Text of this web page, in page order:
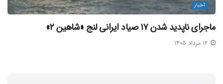
اخبار
ماجرای ناپدید شدن ۱۷ صیاد ایرانی لنج «شاهین ۲»